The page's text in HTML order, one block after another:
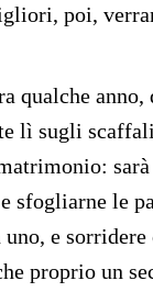
poi,
qualche anno,
lì sugli
sarà
sfogliarne le
e
proprio un